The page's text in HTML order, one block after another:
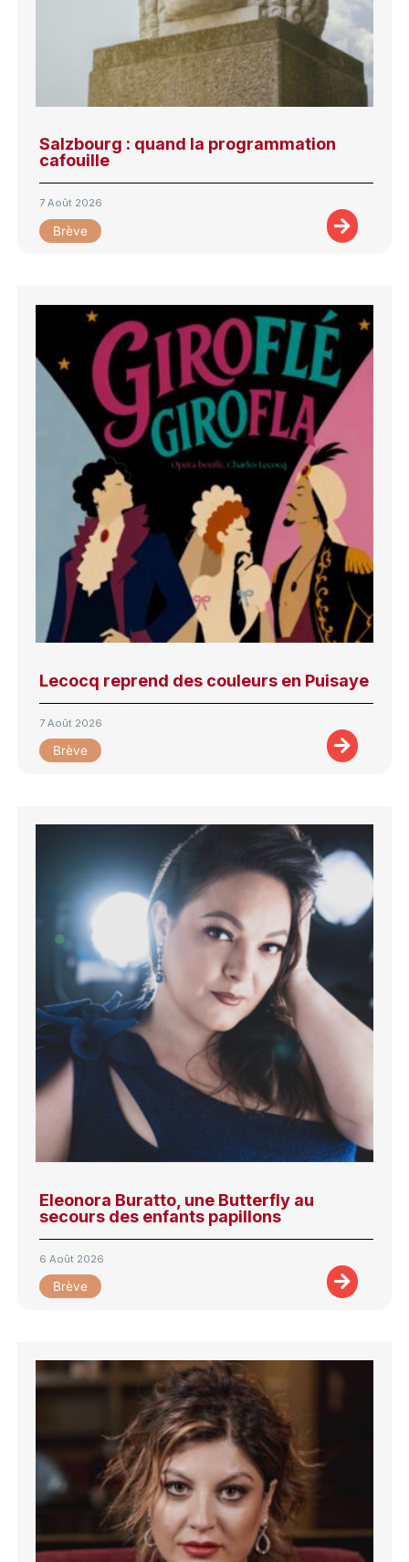
Salzbourg : quand la programmation
cafouille
7 Août 2026
Brève
Lecocq reprend des couleurs en Puisaye
7 Août 2026
Brève
Eleonora Buratto, une Butterfly au
secours des enfants papillons
6 Août 2026
Brève